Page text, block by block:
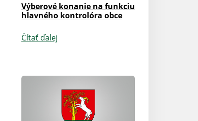
Výberové konanie na funkciu
hlavného kontrolóra obce
Čítať ďalej